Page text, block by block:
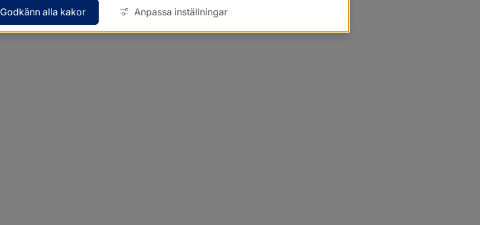
Godkänn alla kakor Anpassa inställningar